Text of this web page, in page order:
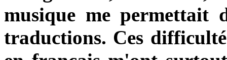
musique me permettait
traductions. Ces